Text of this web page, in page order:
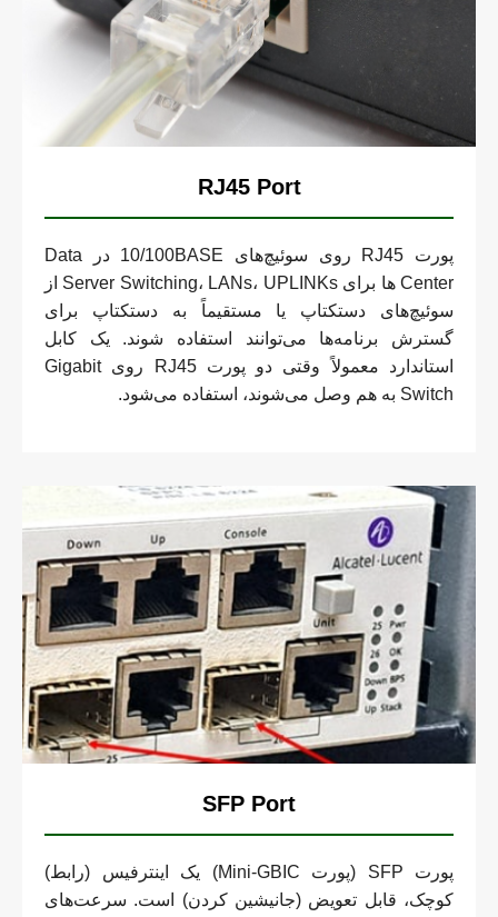
RJ45 Port
پورت RJ45 روی سوئیچ‌های 10/100BASE در Data
Center ها برای Server Switching، LANs، UPLINKs از
سوئیچ‌های دستکتاپ یا مستقیماً به دستکتاپ برای
گسترش برنامه‌ها می‌توانند استفاده شوند. یک کابل
استاندارد معمولاً وقتی دو پورت RJ45 روی Gigabit
Switch به هم وصل می‌شوند، استفاده می‌شود.
SFP Port
پورت SFP (پورت Mini-GBIC) یک اینترفیس (رابط)
کوچک، قابل تعویض (جانیشین کردن) است. سرعت‌های